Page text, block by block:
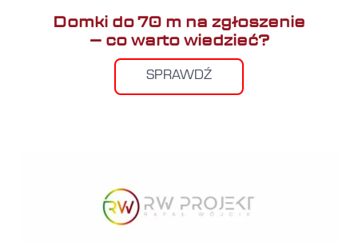
Domki do 70 m na zgłoszenie
– co warto wiedzieć?
SPRAWDŹ